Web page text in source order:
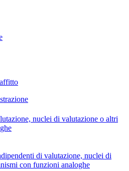
nuclei di valutazione o altri
di valutazione, nuclei di
con funzioni analoghe